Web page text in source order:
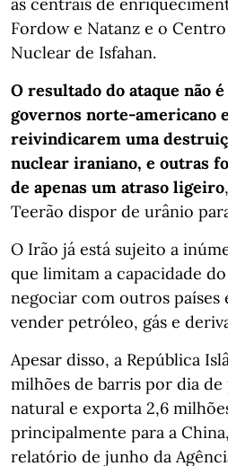
Fordow e Natanz e o
Nuclear de Isfahan.
O resultado do ataque não
governos norte-americano
reivindicarem uma
nuclear iraniano, e outras
de apenas um atraso ligeiro
Teerão dispor de urânio
O Irão já está sujeito a
que limitam a capacidade
negociar com outros países
vender petróleo, gás e
Apesar disso, a República
milhões de barris por dia
natural e exporta 2,6
principalmente para a
relatório de junho da